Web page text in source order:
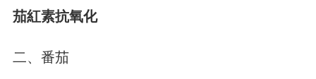
茄紅素抗氧化
二、番茄